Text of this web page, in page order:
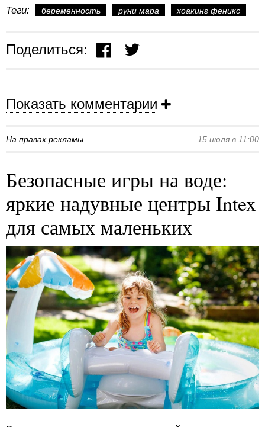
Теги: беременность руни мара хоакинг феникс
Поделиться:
Показать комментарии
На правах рекламы 15 июля в 11:00
Безопасные игры на воде:
яркие надувные центры Intex
для самых маленьких